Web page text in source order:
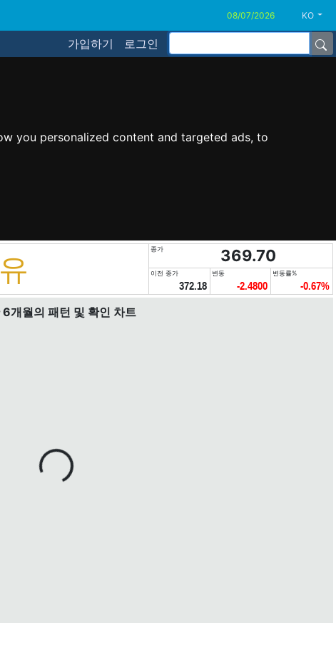
you personalized content and targeted ads, to
KO
가입하기 로그인
종가 369.70
이전 종가
372.18
변동
-2.4800
변동률%
-0.67%
6개월의 패턴 및 확인 차트